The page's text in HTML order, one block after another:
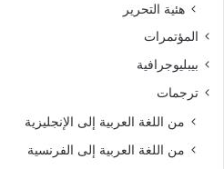
هئية التحرير
المؤتمرات
بيبليوجرافية
ترجمات
من اللغة العربية إلى الإنجليزية
من اللغة العربية إلى الفرنسية